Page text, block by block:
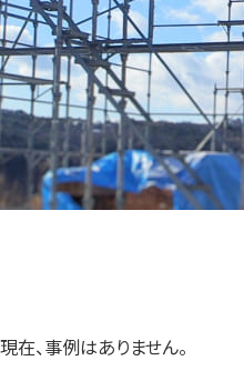
現在、事例はありません。